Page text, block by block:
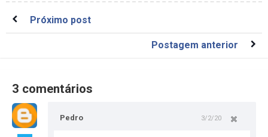
Próximo post
Postagem anterior
3 comentários
Pedro 3/2/20